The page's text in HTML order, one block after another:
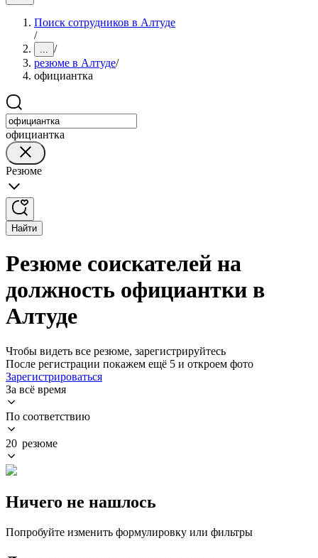
Поиск сотрудников в Алтуде
/
... /
резюме в Алтуде/
официантка
официантка
Резюме
Найти
Резюме соискателей на
должность официантки в
Алтуде
Чтобы видеть все резюме, зарегистрируйтесь
После регистрации покажем ещё 5 и откроем фото
Зарегистрироваться
За всё время
По соответствию
20 резюме
Ничего не нашлось
Попробуйте изменить формулировку или фильтры